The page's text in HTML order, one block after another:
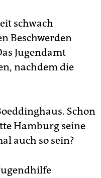
schwach
Beschwerden
Jugendamt
nachdem die
Schon
Hamburg seine
auch so sein?